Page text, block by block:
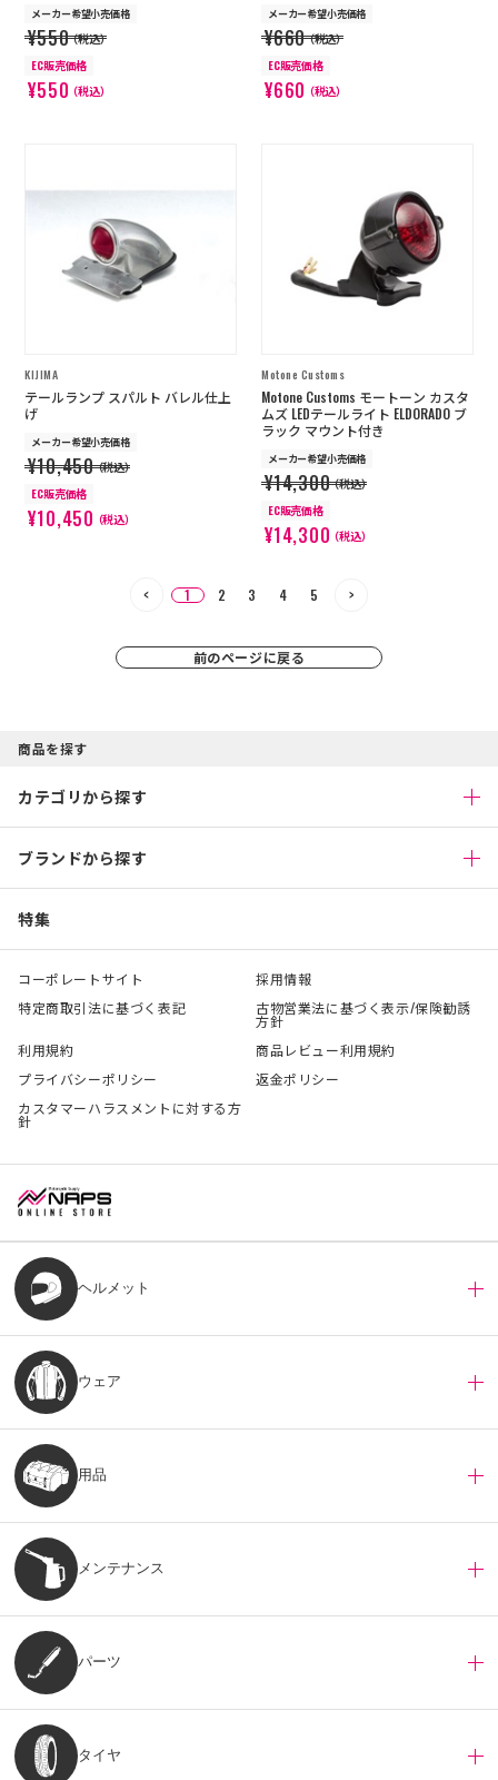
メーカー希望小売価格
¥550（税込）
EC販売価格
¥550（税込）
メーカー希望小売価格
¥660（税込）
EC販売価格
¥660（税込）
KIJIMA
テールランプ スパルト バレル仕上
げ
メーカー希望小売価格
¥10,450（税込）
EC販売価格
¥10,450（税込）
Motone Customs
Motone Customs モートーン カスタ
ムズ LEDテールライト ELDORADO ブ
ラック マウント付き
メーカー希望小売価格
¥14,300（税込）
EC販売価格
¥14,300（税込）
1 2 3 4 5
前のページに戻る
商品を探す
カテゴリから探す
ブランドから探す
特集
コーポレートサイト
採用情報
特定商取引法に基づく表記
古物営業法に基づく表示/保険勧誘
方針
利用規約
商品レビュー利用規約
プライバシーポリシー
返金ポリシー
カスタマーハラスメントに対する方
針
ヘルメット
ウェア
用品
メンテナンス
パーツ
タイヤ